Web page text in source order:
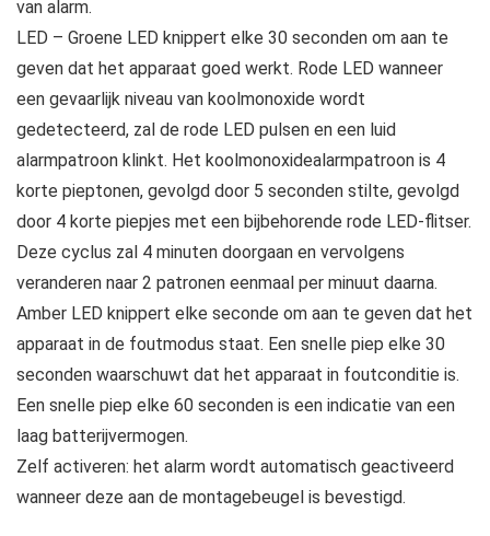
van alarm.
LED – Groene LED knippert elke 30 seconden om aan te
geven dat het apparaat goed werkt. Rode LED wanneer
een gevaarlijk niveau van koolmonoxide wordt
gedetecteerd, zal de rode LED pulsen en een luid
alarmpatroon klinkt. Het koolmonoxidealarmpatroon is 4
korte pieptonen, gevolgd door 5 seconden stilte, gevolgd
door 4 korte piepjes met een bijbehorende rode LED-flitser.
Deze cyclus zal 4 minuten doorgaan en vervolgens
veranderen naar 2 patronen eenmaal per minuut daarna.
Amber LED knippert elke seconde om aan te geven dat het
apparaat in de foutmodus staat. Een snelle piep elke 30
seconden waarschuwt dat het apparaat in foutconditie is.
Een snelle piep elke 60 seconden is een indicatie van een
laag batterijvermogen.
Zelf activeren: het alarm wordt automatisch geactiveerd
wanneer deze aan de montagebeugel is bevestigd.